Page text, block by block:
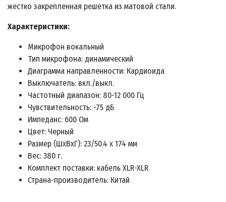
жестко закрепленная решетка из матовой стали.
Характеристики:
Микрофон вокальный
Тип микрофона: динамический
Диаграмма направленности: Кардиоида
Выключатель: вкл./выкл.
Частотный диапазон: 80-12 000 Гц
Чувствительность: -75 дБ
Импеданс: 600 Ом
Цвет: Черный
Размер (ШхВхГ): 23/50.4 х 174 мм
Вес: 380 г.
Комплект поставки: кабель XLR-XLR
Страна-производитель: Китай